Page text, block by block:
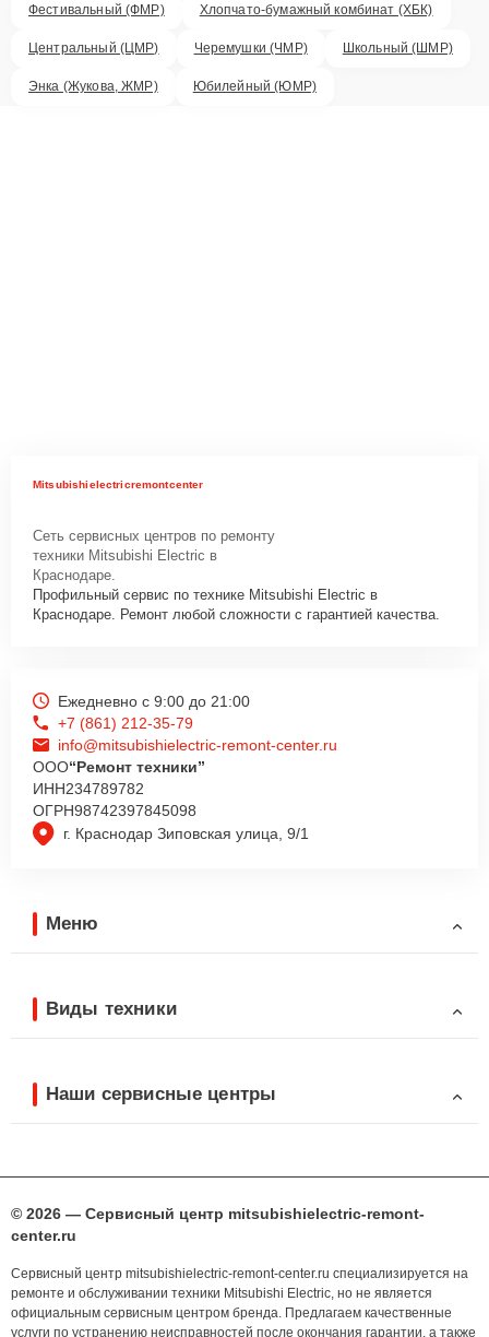
Фестивальный (ФМР) Хлопчато-бумажный комбинат (ХБК)
Центральный (ЦМР) Черемушки (ЧМР) Школьный (ШМР)
Энка (Жукова, ЖМР) Юбилейный (ЮМР)
Mitsubishielectricremontcenter
Сеть сервисных центров по ремонту
техники Mitsubishi Electric в
Краснодаре.
Профильный сервис по технике Mitsubishi Electric в
Краснодаре. Ремонт любой сложности с гарантией качества.
г. Краснодар Зиповская улица, 9/1
Ежедневно с 9:00 до 21:00
+7 (861) 212-35-79
info@mitsubishielectric-remont-center.ru
ООО“Ремонт техники”
ИНН234789782
ОГРН98742397845098
Меню
Виды техники
Наши сервисные центры
© 2026 — Сервисный центр mitsubishielectric-remont-
center.ru
Сервисный центр mitsubishielectric-remont-center.ru специализируется на
ремонте и обслуживании техники Mitsubishi Electric, но не является
официальным сервисным центром бренда. Предлагаем качественные
услуги по устранению неисправностей после окончания гарантии, а также